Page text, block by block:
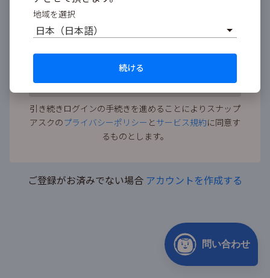
地域を選択
日本（日本語）
続ける
パスワード
パスワードをお忘れの方
ログイン
引き続きログインの手続きを進めることによりスナップ
アスクのプライバシーポリシー とサービス規約に同意す
るものとします。
ご登録がお済みでない場合 アカウントを作成する
問い合わせ